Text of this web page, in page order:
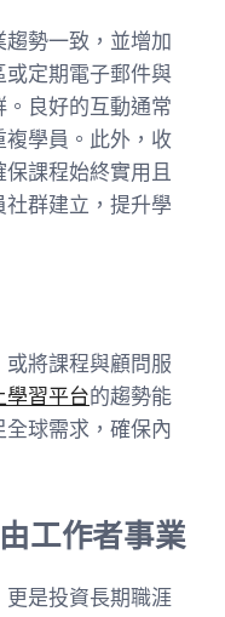
勢一致，並增加
定期電子郵件與
良好的互動通常
學員。此外，收
課程始終實用且
群建立，提升學
將課程與顧問服
學習平台的趨勢能
球需求，確保內
工作者事業
是投資長期職涯